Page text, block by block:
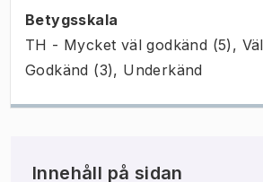
Betygsskala
TH - Mycket väl godkänd (5),
Godkänd (3), Underkänd
Innehåll på sidan